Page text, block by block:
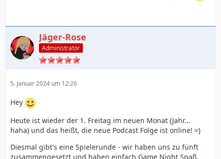
Jäger-Rose
Administrator
5. Januar 2024 um 12:26
Hey
Heute ist wieder der 1. Freitag im neuen Monat (Jahr...
haha) und das heißt, die neue Podcast Folge ist online! =)
Diesmal gibt's eine Spielerunde - wir haben uns zu fünft
zusammengesetzt und haben einfach Game Night Spaß.